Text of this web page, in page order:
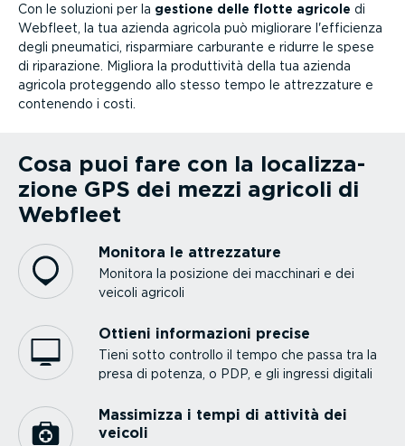
Con le soluzioni per la gestione delle flotte agricole di
Webfleet, la tua azienda agricola può migliorare l'efficienza
degli pneumatici, risparmiare carburante e ridurre le spese
di riparazione. Migliora la produt­tività della tua azienda
agricola proteggendo allo stesso tempo le attrez­zature e
contenendo i costi.
Cosa puoi fare con la localiz­za­
zione GPS dei mezzi agricoli di
Webfleet
Monitora le attrez­zature
Monitora la posizione dei macchinari e dei
veicoli agricoli
Ottieni infor­ma­zioni precise
Tieni sotto controllo il tempo che passa tra la
presa di potenza, o PDP, e gli ingressi digitali
Massimizza i tempi di attività dei
veicoli